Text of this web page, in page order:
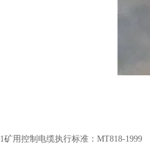
1矿用控制电缆执行标准： MT818-1999